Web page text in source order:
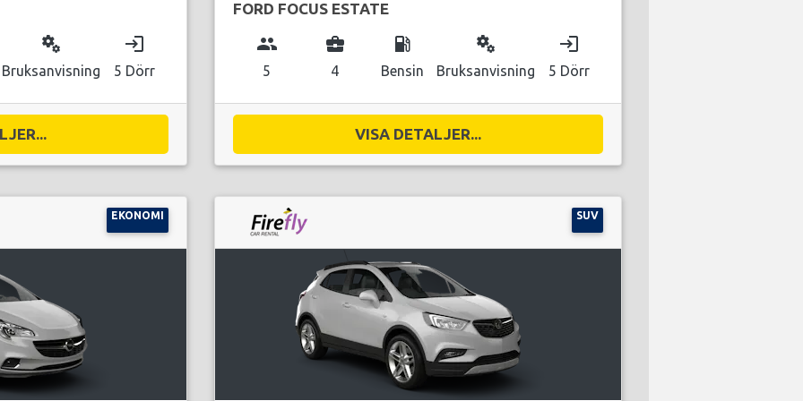
miscellaneous_services
Bruksanvisning
login
5 Dörr
FORD FOCUS ESTATE
group
5
business_center
4
local_gas_station
Bensin
miscellaneous_services
Bruksanvisning
login
5 Dörr
VISA DETALJER...
EKONOMI SUV